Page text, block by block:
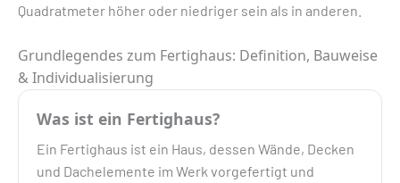
Quadratmeter höher oder niedriger sein als in anderen.
Grundlegendes zum Fertighaus: Definition, Bauweise
& Individualisierung
Was ist ein Fertighaus?
Ein Fertighaus ist ein Haus, dessen Wände, Decken
und Dachelemente im Werk vorgefertigt und